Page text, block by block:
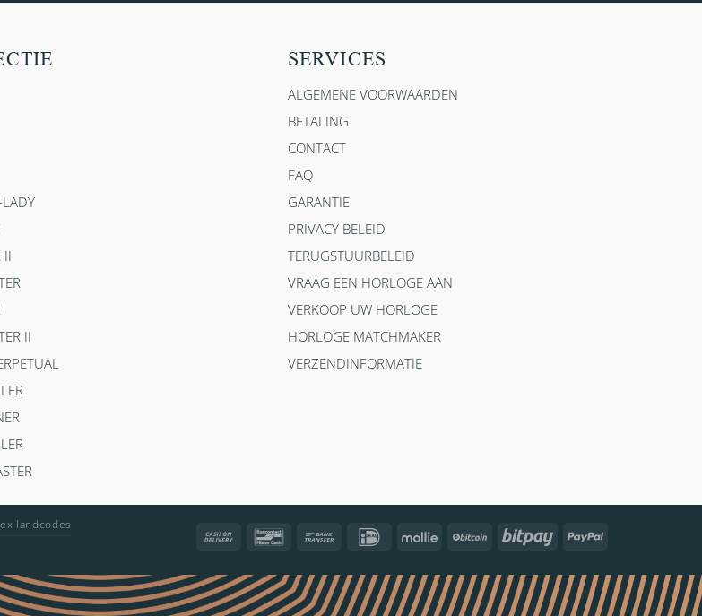
LADY
II
II
SERVICES
ALGEMENE VOORWAARDEN
BETALING
CONTACT
FAQ
GARANTIE
PRIVACY BELEID
TERUGSTUURBELEID
VRAAG EEN HORLOGE AAN
VERKOOP UW HORLOGE
HORLOGE MATCHMAKER
VERZENDINFORMATIE
Cash
Delivery
Bancontact Bank
IDeal Mollie BitCoin Bitpay PayPal
landcodes